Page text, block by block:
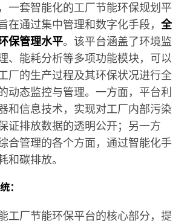
一套智能化的工厂节能环保规划平
在通过集中管理和数字化手段，全
保管理水平。该平台涵盖了环境监
、能耗分析等多项功能模块，可以
厂的生产过程及其环保状况进行全
动态监控与管理。一方面，平台利
和信息技术，实现对工厂内部污染
证排放数据的透明公开；另一方
合管理的各个方面，通过智能化手
和碳排放。
：
工厂节能环保平台的核心部分，提